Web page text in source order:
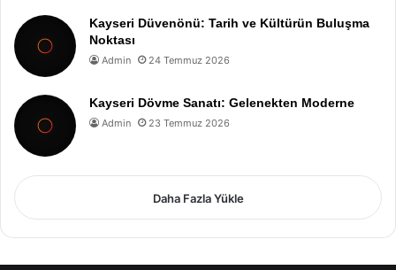
Kayseri Düvenönü: Tarih ve Kültürün Buluşma
Noktası
Admin 24 Temmuz 2026
Kayseri Dövme Sanatı: Gelenekten Moderne
Admin 23 Temmuz 2026
Daha Fazla Yükle